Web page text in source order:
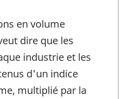
en volume
dire que les
industrie et les
d'un indice
multiplié par la